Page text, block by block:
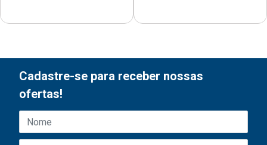
Cadastre-se para receber nossas
ofertas!